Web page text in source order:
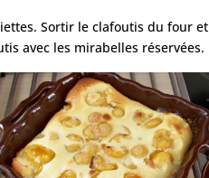
Sortir le clafoutis du four et
avec les mirabelles réservées.